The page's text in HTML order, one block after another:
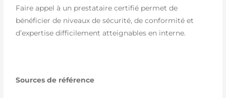
Faire appel à un prestataire certifié permet de
bénéficier de niveaux de sécurité, de conformité et
d’expertise difficilement atteignables en interne.
Sources de référence